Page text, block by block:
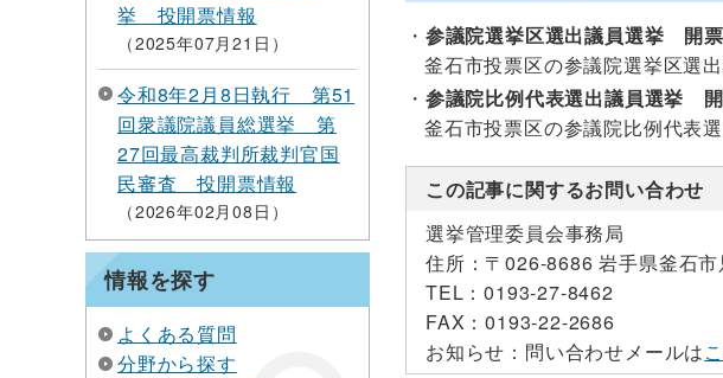
挙 投開票情報
2025年07月21日
令和8年2月8日執行 第51
回衆議院議員総選挙 第
27回最高裁判所裁判官国
民審査 投開票情報
2026年02月08日
情報を探す
よくある質問
分野から探す
参議院選挙区選出議員選挙 開
釜石市投票区の参議院選挙区選
参議院比例代表選出議員選挙
釜石市投票区の参議院比例代表
この記事に関するお問い合わせ
選挙管理委員会事務局
住所： 〒026-8686 岩手県釜石
TEL：0193-27-8462
FAX：0193-22-2686
お知らせ： 問い合わせメールは